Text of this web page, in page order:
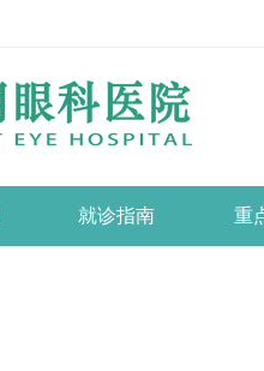
就诊指南 重